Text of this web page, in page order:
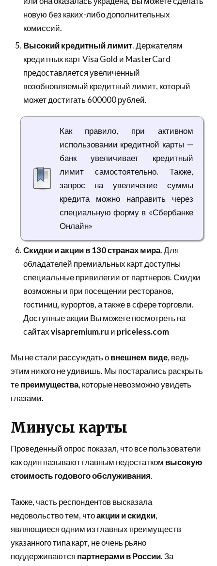
новую без каких-либо дополнительных
комиссий.
Высокий кредитный лимит. Держателям
кредитных карт Visa Gold и MasterCard
предоставляется увеличенный
возобновляемый кредитный лимит, который
может достигать 600000 рублей.
Как правило, при активном
использовании кредитной карты —
банк увеличивает кредитный
лимит самостоятельно. Также,
запрос на увеличение суммы
кредита можно направить через
специальную форму в «Сбербанке
Онлайн»
Скидки и акции в 130 странах мира. Для
обладателей премиальных карт доступны
специальные привилегии от партнеров. Скидки
возможны и при посещении ресторанов,
гостиниц, курортов, а также в сфере торговли.
Доступные акции Вы можете посмотреть на
сайтахvisapremium.ru и priceless.com
Мы не стали рассуждать овнешнем виде, ведь
этим никого не удивишь. Мы постарались раскрыть
тепреимущества, которые невозможно увидеть
глазами.
Минусы карты
Проведенный опрос показал, что все пользователи
как один называют главным недостатком высокую
стоимость годового обслуживания.
Также, часть респондентов высказала
недовольство тем, чтоакции и скидки,
являющиеся одним из главных преимуществ
указанного типа карт, не очень рьяно
поддерживаются партнерами в России. За